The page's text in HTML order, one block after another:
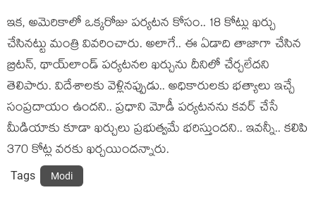
ఇక‌, అమెరికాలో ఒక్క‌రోజు ప‌ర్య‌ట‌న కోసం.. 18 కోట్లు ఖ‌ర్చు
చేసిన‌ట్టు మంత్రి వివ‌రించారు. అలాగే.. ఈ ఏడాది తాజాగా చేసిన
బ్రిట‌న్‌, థాయ్‌లాండ్ ప‌ర్య‌ట‌న‌ల ఖ‌ర్చును దీనిలో చేర్చ‌లేద‌ని
తెలిపారు. విదేశాలకు వెళ్లిన‌ప్పుడు.. అధికారుల‌కు భ‌త్యాలు ఇచ్చే
సంప్ర‌దాయం ఉంద‌ని.. ప్ర‌ధాని మోడీ ప‌ర్య‌ట‌న‌ను క‌వ‌ర్ చేసే
మీడియాకు కూడా ఖ‌ర్చులు ప్ర‌భుత్వ‌మే భ‌రిస్తుంద‌ని.. ఇవ‌న్నీ.. క‌లిపి
370 కోట్ల వ‌ర‌కు ఖ‌ర్చ‌యింద‌న్నారు.
Tags Modi